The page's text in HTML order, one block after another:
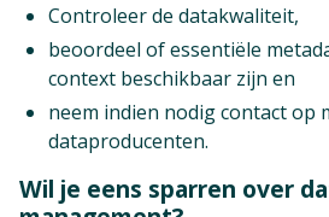
Controleer de datakwaliteit,
beoordeel of essentiële
context beschikbaar zijn en
neem indien nodig contact op
dataproducenten.
Wil je eens sparren over